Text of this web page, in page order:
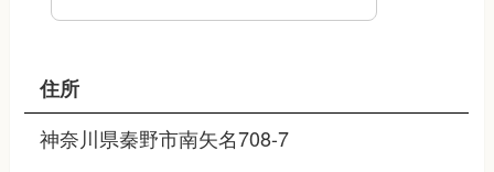
住所
神奈川県秦野市南矢名708-7